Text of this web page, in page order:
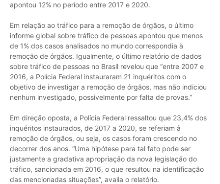
apontou 12% no período entre 2017 e 2020.
Em relação ao tráfico para a remoção de órgãos, o último
informe global sobre tráfico de pessoas apontou que menos
de 1% dos casos analisados no mundo correspondia à
remoção de órgãos. Igualmente, o último relatório de dados
sobre tráfico de pessoas no Brasil revelou que “entre 2007 e
2016, a Polícia Federal instauraram 21 inquéritos com o
objetivo de investigar a remoção de órgãos, mas não indiciou
nenhum investigado, possivelmente por falta de provas.”
Em direção oposta, a Polícia Federal ressaltou que 23,4% dos
inquéritos instaurados, de 2017 a 2020, se referiam à
remoção de órgãos, ou seja, os casos foram crescendo no
decorrer dos anos. “Uma hipótese para tal fato pode ser
justamente a gradativa apropriação da nova legislação do
tráfico, sancionada em 2016, o que resultou na identificação
das mencionadas situações”, avalia o relatório.